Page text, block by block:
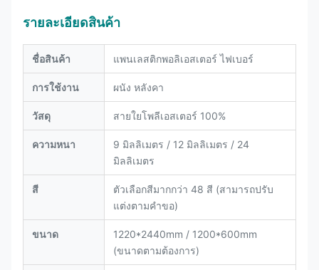
รายละเอียดสินค้า
ชื่อสินค้า แพนเลสติกพอลิเอสเตอร์ ไฟเบอร์
การใช้งาน ผนัง หลังคา
วัสดุ สายใยโพลีเอสเตอร์ 100%
ความหนา
9 มิลลิเมตร / 12 มิลลิเมตร / 24
มิลลิเมตร
สี
ตัวเลือกสีมากกว่า 48 สี (สามารถปรับ
แต่งตามคําขอ)
ขนาด
1220*2440mm / 1200*600mm
(ขนาดตามต้องการ)